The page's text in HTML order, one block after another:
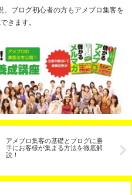
。ブログ初心者の方もアメブロ集客を
きます。
アメブロ集客の基礎とブログに勝
手にお客様が集まる方法を徹底解
説！
月
たへ